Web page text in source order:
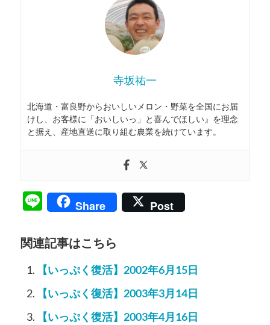
寺坂祐一
北海道・富良野からおいしいメロン・野菜を全国にお届
けし、お客様に「おいしいっ」と喜んでほしい』を理念
と据え、産地直送に取り組む農業を続けています。
LineShare Post
関連記事はこちら
【いっぷく復活】2002年6月15日
【いっぷく復活】2003年3月14日
【いっぷく復活】2003年4月16日